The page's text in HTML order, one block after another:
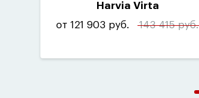
Harvia Virta
от 121 903 руб.
143 415 руб.